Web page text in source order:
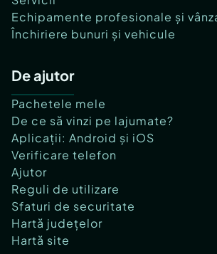
Echipamente profesionale și
Închiriere bunuri și vehicule
De ajutor
Pachetele mele
De ce să vinzi pe lajumate?
Aplicații: Android și iOS
Verificare telefon
Ajutor
Reguli de utilizare
Sfaturi de securitate
Hartă județelor
Hartă site